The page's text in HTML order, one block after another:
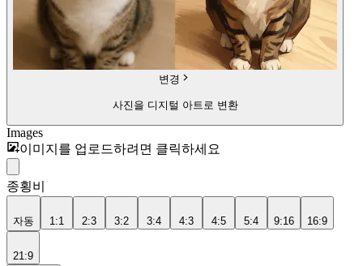
변경
사진을 디지털 아트로 변환
Images
이미지를 업로드하려면 클릭하세요
종횡비
자동 1:1 2:3 3:2 3:4 4:3 4:5 5:4 9:16 16:9
21:9